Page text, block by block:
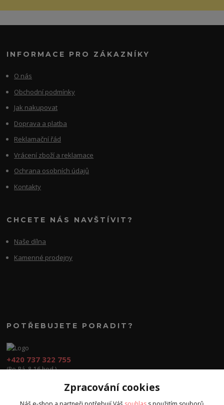
INFORMACE PRO ZÁKAZNÍKY
O nás
Obchodní podmínky
Jak nakupovat
Doprava a platba
Reklamační řád
Vrácení zboží a reklamace
Ochrana osobních údajů
Kontakty
CHCETE NÁS NAVŠTÍVIT?
Naše dílna
Kamenné prodejny
POTŘEBUJETE PORADIT?
+420 737 322 755
(Po-Pá, 8-16 hod.)
obchod@cvook.czZpracování cookies